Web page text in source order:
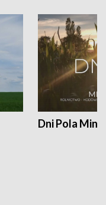
Dni Pola